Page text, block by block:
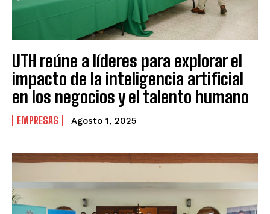
UTH reúne a líderes para explorar el
impacto de la inteligencia artificial
en los negocios y el talento humano
EMPRESAS Agosto 1, 2025